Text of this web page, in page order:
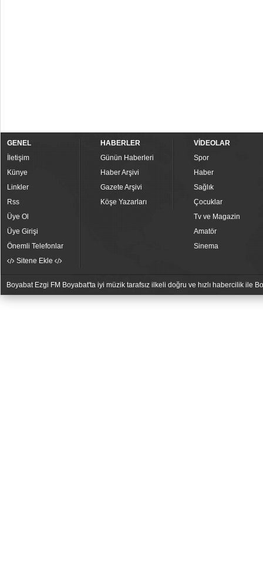
GENEL
İletişim
Künye
Linkler
Rss
Üye Ol
Üye Girişi
Önemli Telefonlar
Sitene Ekle
HABERLER
Günün Haberleri
Haber Arşivi
Gazete Arşivi
Köşe Yazarları
VİDEOLAR
Spor
Haber
Sağlık
Çocuklar
Tv ve Magazin
Amatör
Sinema
Boyabat Ezgi FM Boyabat'ta iyi müzik tarafsız ilkeli doğru ve hızlı habercilik ile